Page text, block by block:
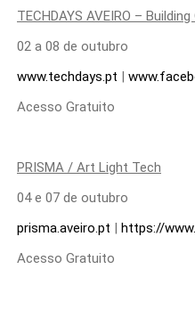
TECHDAYS AVEIRO –
02 a 08 de outubro
www.techdays.pt |
Acesso Gratuito
PRISMA / Art Light Tech
04 e 07 de outubro
prisma.aveiro.pt | https://
Acesso Gratuito